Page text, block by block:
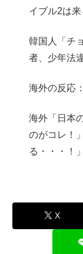
イブル2は来
韓国人「チ
者、少年法
海外の反応
海外「日本
のがコレ！
る・・・！
X